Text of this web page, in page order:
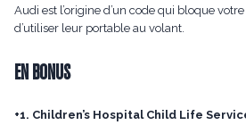
Audi est l’origine d’un code qui bloque
d’utiliser leur portable au volant.
EN BONUS
+1. Children’s Hospital Child Life